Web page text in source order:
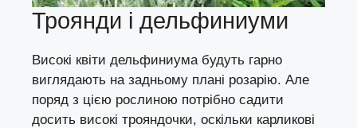
Троянди і дельфиниуми
Високі квіти дельфиниума будуть гарно
виглядають на задньому плані розарію. Але
поряд з цією рослиною потрібно садити
досить високі трояндочки, оскільки карликові